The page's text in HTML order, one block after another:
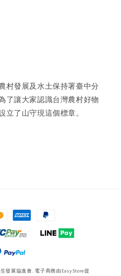
村發展及水土保持署臺中分
了讓大家認識台灣農村好物
立了山守現這個標章。
發展協進會. 電子商務由 EasyStore提